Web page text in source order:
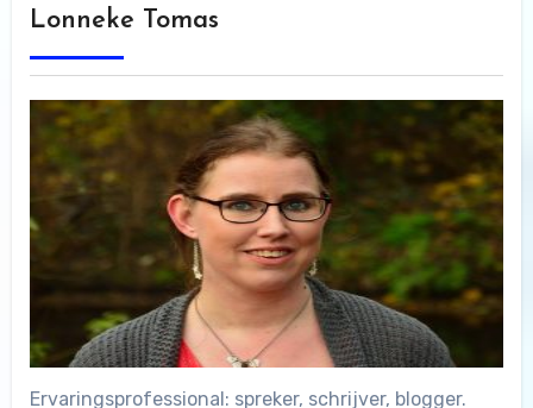
Lonneke Tomas
Ervaringsprofessional: spreker, schrijver, blogger.